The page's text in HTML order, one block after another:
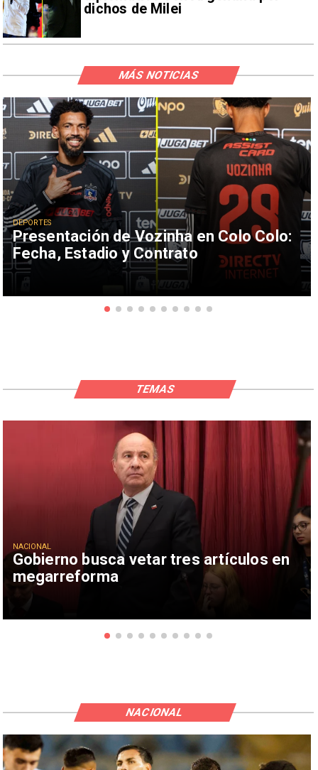
dichos de Milei
Presentación de Vozinha en Colo Colo:
Fecha, Estadio y Contrato
DEPORTES
MÁS NOTICIAS
Gobierno busca vetar tres artículos en
megarreforma
NACIONAL
TEMAS
NACIONAL